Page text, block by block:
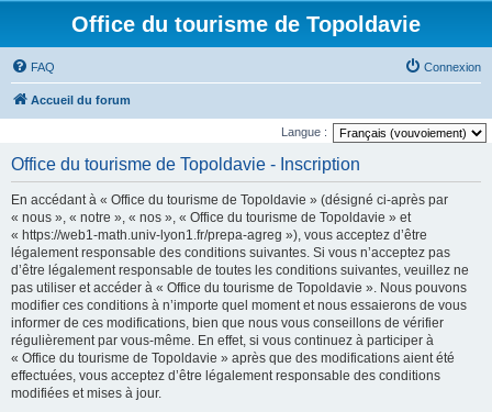
Office du tourisme de Topoldavie
FAQ Connexion
Accueil du forum
Langue :
Office du tourisme de Topoldavie - Inscription
En accédant à « Office du tourisme de Topoldavie » (désigné ci-après par
« nous », « notre », « nos », « Office du tourisme de Topoldavie » et
« https://web1-math.univ-lyon1.fr/prepa-agreg »), vous acceptez d’être
légalement responsable des conditions suivantes. Si vous n’acceptez pas
d’être légalement responsable de toutes les conditions suivantes, veuillez ne
pas utiliser et accéder à « Office du tourisme de Topoldavie ». Nous pouvons
modifier ces conditions à n’importe quel moment et nous essaierons de vous
informer de ces modifications, bien que nous vous conseillons de vérifier
régulièrement par vous-même. En effet, si vous continuez à participer à
« Office du tourisme de Topoldavie » après que des modifications aient été
effectuées, vous acceptez d’être légalement responsable des conditions
modifiées et mises à jour.